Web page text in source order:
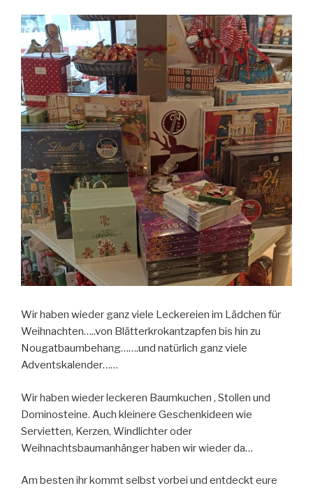
Wir haben wieder ganz viele Leckereien im Lädchen für
Weihnachten…..von Blätterkrokantzapfen bis hin zu
Nougatbaumbehang…….und natürlich ganz viele
Adventskalender……
Wir haben wieder leckeren Baumkuchen , Stollen und
Dominosteine. Auch kleinere Geschenkideen wie
Servietten, Kerzen, Windlichter oder
Weihnachtsbaumanhänger haben wir wieder da…
Am besten ihr kommt selbst vorbei und entdeckt eure